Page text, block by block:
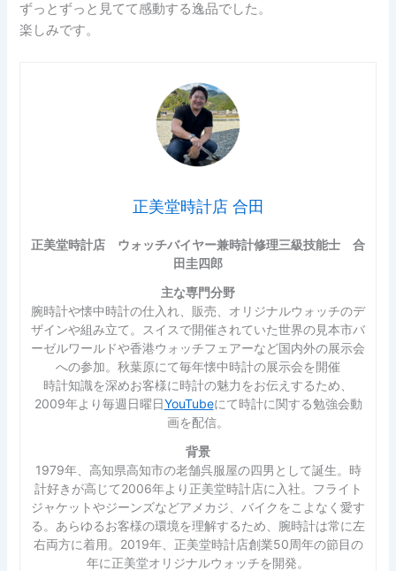
ずっとずっと見てて感動する逸品でした。
楽しみです。
正美堂時計店 合田
正美堂時計店 ウォッチバイヤー兼時計修理三級技能士 合
田圭四郎
主な専門分野
腕時計や懐中時計の仕入れ、販売、オリジナルウォッチのデ
ザインや組み立て。スイスで開催されていた世界の見本市バ
ーゼルワールドや香港ウォッチフェアーなど国内外の展示会
への参加。秋葉原にて毎年懐中時計の展示会を開催
時計知識を深めお客様に時計の魅力をお伝えするため、
2009年より毎週日曜日YouTubeにて時計に関する勉強会動
画を配信。
背景
1979年、高知県高知市の老舗呉服屋の四男として誕生。時
計好きが高じて2006年より正美堂時計店に入社。フライト
ジャケットやジーンズなどアメカジ、バイクをこよなく愛す
る。あらゆるお客様の環境を理解するため、腕時計は常に左
右両方に着用。2019年、正美堂時計店創業50周年の節目の
年に正美堂オリジナルウォッチを開発。